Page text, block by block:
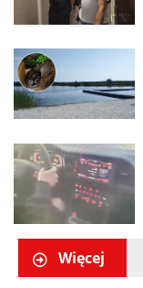
Więcej